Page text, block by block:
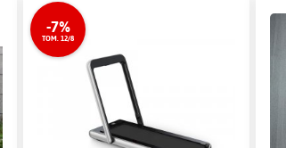
-7%
TOM. 12/8